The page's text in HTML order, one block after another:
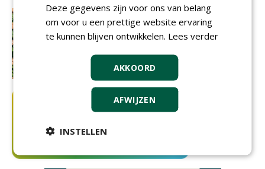
Deze gegevens zijn voor ons van belang
om voor u een prettige website ervaring
te kunnen blijven ontwikkelen. Lees verder
AKKOORD
AFWIJZEN
INSTELLEN